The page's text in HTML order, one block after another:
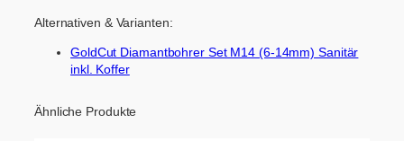
Alternativen & Varianten:
GoldCut Diamantbohrer Set M14 (6-14mm) Sanitär
inkl. Koffer
Ähnliche Produkte